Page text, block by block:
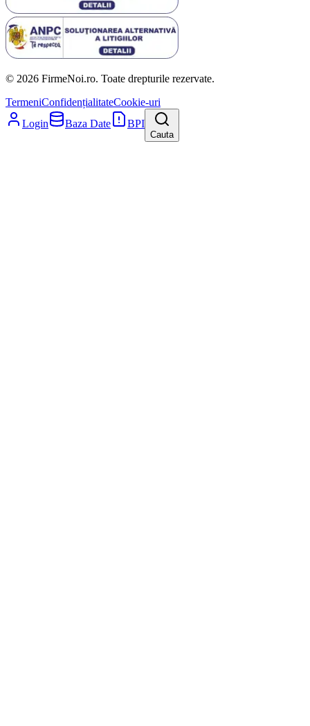
© 2026 FirmeNoi.ro. Toate drepturile rezervate.
TermeniConfidențialitateCookie-uri
Login
Baza Date BPI
Cauta